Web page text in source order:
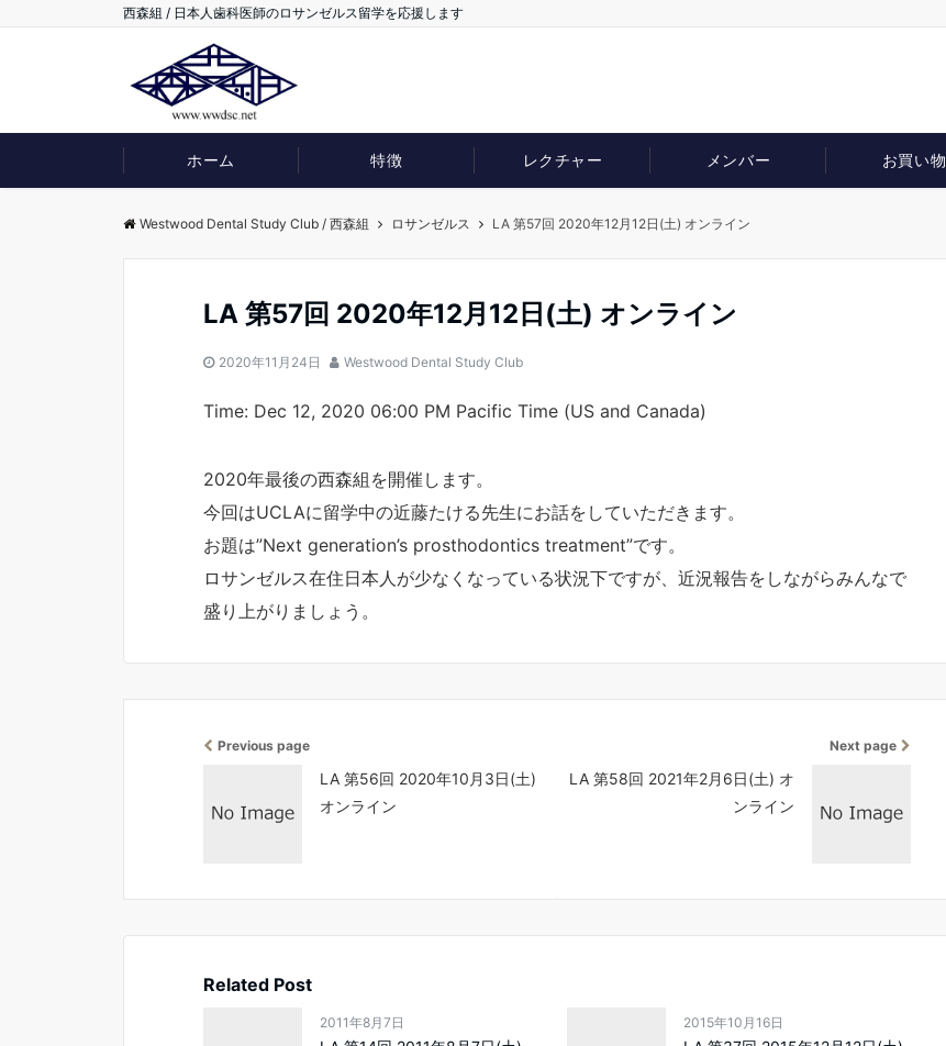
西森組 / 日本人歯科医師のロサンゼルス留学を応援します
ホーム 特徴 レクチャー メンバー お買い物
Westwood Dental Study Club / 西森組 ロサンゼルス LA 第57回 2020年12月12日(土) オンライン
LA 第57回 2020年12月12日(土) オンライン
2020年11月24日 Westwood Dental Study Club
Time: Dec 12, 2020 06:00 PM Pacific Time (US and Canada)
2020年最後の西森組を開催します。
今回はUCLAに留学中の近藤たける先生にお話をしていただきます。
お題は”Next generation’s prosthodontics treatment”です。
ロサンゼルス在住日本人が少なくなっている状況下ですが、近況報告をしながらみんなで
盛り上がりましょう。
Previous page
LA 第56回 2020年10月3日(土)
オンライン
Next page
LA 第58回 2021年2月6日(土) オ
ンライン
Related Post
2011年8月7日 2015年10月16日